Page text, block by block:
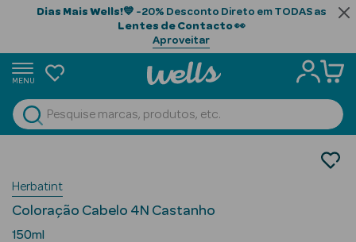
Dias Mais Wells!💙 -20% Desconto Direto em TODAS as
Lentes de Contacto👀
Aproveitar
MENU
Ver Tudo
Beauty Season
Cabelo
Profissional
Herbatint
Coloração Cabelo 4N Castanho
150ml